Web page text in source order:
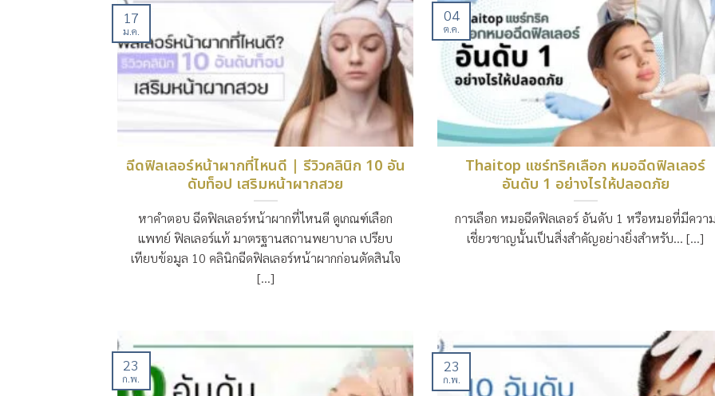
ฉีดฟิลเลอร์หน้าผากที่ไหนดี | รีวิวคลินิก 10 อัน
ดับท็อป เสริมหน้าผากสวย
หาคำตอบ ฉีดฟิลเลอร์หน้าผากที่ไหนดี ดูเกณฑ์เลือก
แพทย์ ฟิลเลอร์แท้ มาตรฐานสถานพยาบาล เปรียบ
เทียบข้อมูล 10 คลินิกฉีดฟิลเลอร์หน้าผากก่อนตัดสินใจ
[...]
17
ม.ค.
Thaitop แชร์ทริคเลือก หมอฉีดฟิลเลอร์
อันดับ 1 อย่างไรให้ปลอดภัย
การเลือก หมอฉีดฟิลเลอร์ อันดับ 1 หรือหมอที่มีควา
เชี่ยวชาญนั้นเป็นสิ่งสำคัญอย่างยิ่งสำหรับ… [...]
04
ต.ค.
23
ก.พ.
23
ก.พ.